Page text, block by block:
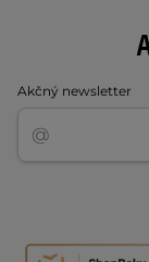
Akčný newsletter